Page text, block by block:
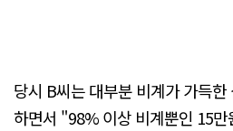
당시 B씨는 대부분 비계가 가득
하면서 "98% 이상 비계뿐인 15